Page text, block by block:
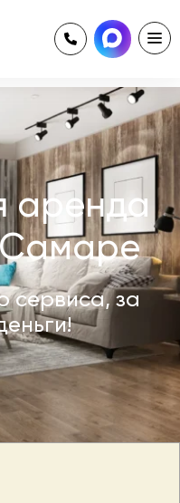
02
02
аренда
сервиса, за